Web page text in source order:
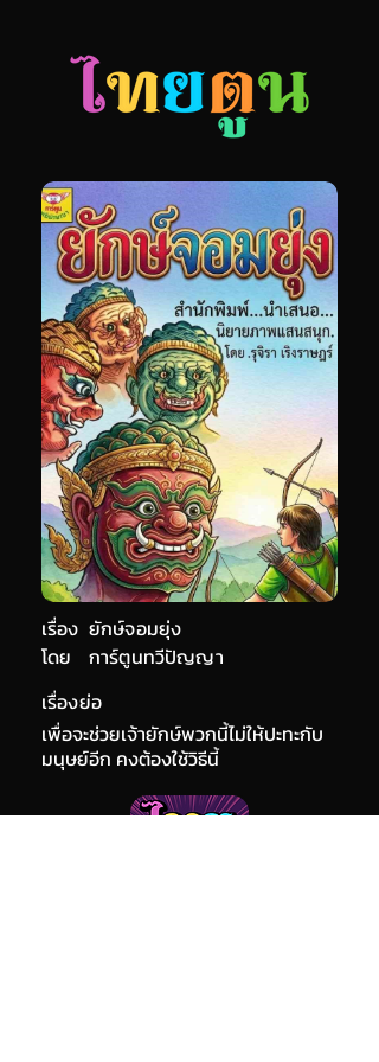
เรื่อง ยักษ์จอมยุ่ง
การ์ตูนทวีปัญญา
โดย
เรื่องย่อ
เพื่อจะช่วยเจ้ายักษ์พวกนี้ไม่ให้ปะทะกับ
มนุษย์อีก คงต้องใช้วิธีนี้